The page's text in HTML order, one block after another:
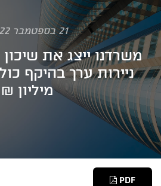
21 בספטמבר 2022
משרדנו ייצג את שיכון
מיליון ₪
PDF